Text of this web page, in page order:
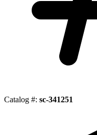
Catalog #: sc-341251